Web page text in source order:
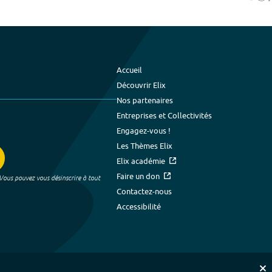
pouvez vous désinscrire à tout
Accueil
Découvrir Elix
Nos partenaires
Entreprises et Collectivités
Engagez-vous !
Les Thèmes Elix
Elix académie
Faire un don
Contactez-nous
Accessibilité